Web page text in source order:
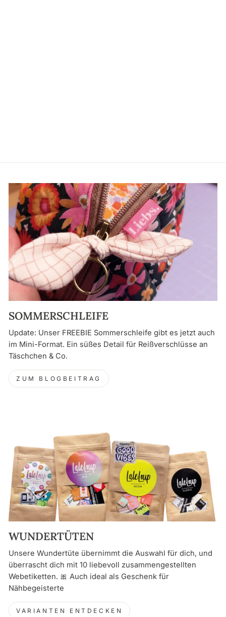
SOMMERSCHLEIFE
Update: Unser FREEBIE Sommerschleife gibt es jetzt auch
im Mini-Format. Ein süßes Detail für Reißverschlüsse an
Täschchen & Co.
ZUM BLOGBEITRAG
WUNDERTÜTEN
Unsere Wundertüte übernimmt die Auswahl für dich, und
überrascht dich mit 10 liebevoll zusammengestellten
Webetiketten. 🎀 Auch ideal als Geschenk für
Nähbegeisterte
VARIANTEN ENTDECKEN